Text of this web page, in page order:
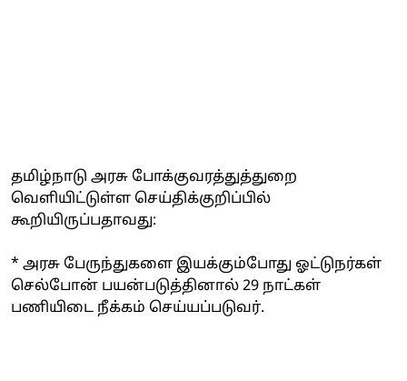
தமிழ்நாடு அரசு போக்குவரத்துத்துறை
வெளியிட்டுள்ள செய்திக்குறிப்பில்
கூறியிருப்பதாவது:
* அரசு பேருந்துகளை இயக்கும்போது ஓட்டுநர்கள்
செல்போன் பயன்படுத்தினால் 29 நாட்கள்
பணியிடை நீக்கம் செய்யப்படுவர்.